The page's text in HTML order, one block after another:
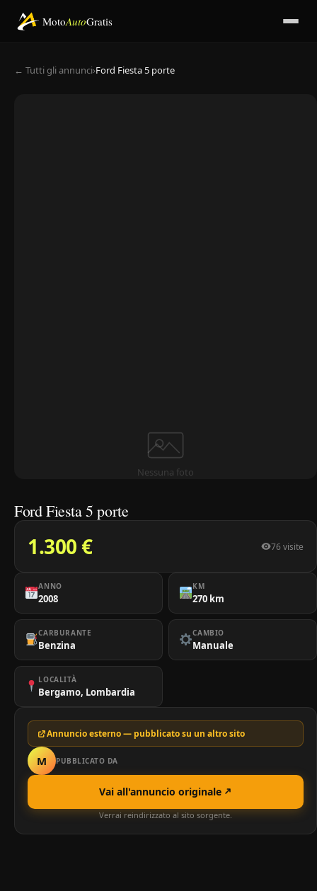
MotoAutoGratis
← Tutti gli annunci›Ford Fiesta 5 porte
Nessuna foto
Ford Fiesta 5 porte
1.300 € 76 visite
ANNO
2008
KM
270 km
CARBURANTE
Benzina
CAMBIO
Manuale
LOCALITÀ
Bergamo, Lombardia
Annuncio esterno — pubblicato su un altro sito
M PUBBLICATO DA
Vai all'annuncio originale
Verrai reindirizzato al sito sorgente.